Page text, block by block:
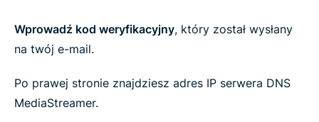
Wprowadź kod weryfikacyjny, który został wysłany
na twój e-mail.
Po prawej stronie znajdziesz adres IP serwera DNS
MediaStreamer.